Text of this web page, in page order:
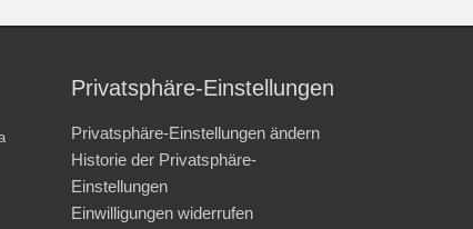
Privatsphäre-Einstellungen
Privatsphäre-Einstellungen ändern
Historie der Privatsphäre-
Einstellungen
Einwilligungen widerrufen